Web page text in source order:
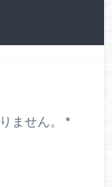
ません。
*